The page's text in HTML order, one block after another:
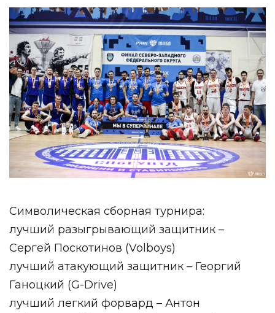
Символическая сборная турнира:
лучший разыгрывающий защитник –
Сергей Поскотинов (Volboys)
лучший атакующий защитник – Георгий
Ганоцкий (G-Drive)
лучший легкий форвард – Антон